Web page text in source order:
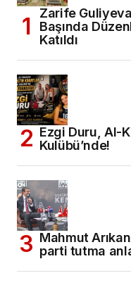
Zarife
Başında
Katıldı
Ezgi Duru, Al-
Kulübü’nde!
Mahmut
parti tutma